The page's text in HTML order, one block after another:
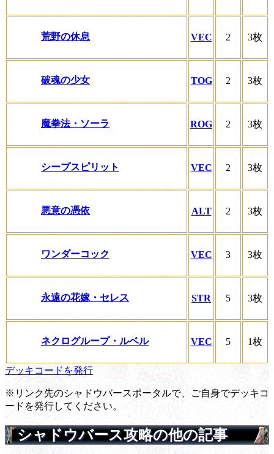
荒野の休息 VEC 2 3枚
破魂の少女 TOG 2 3枚
魔拳法・ソーラ ROG 2 3枚
シープスピリット VEC 2 3枚
悪意の憑依 ALT 2 3枚
ワンダーコック VEC 3 3枚
永遠の花嫁・セレス STR 5 3枚
ネクログループ・ルベル VEC 5 1枚
デッキコードを発行
※リンク先のシャドウバースポータルで、ご自身でデッキコ
ードを発行してください。
シャドウバース攻略の他の記事